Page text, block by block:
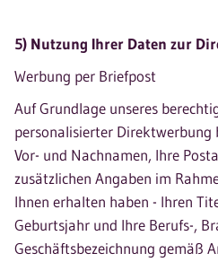
5) Nutzung Ihrer Daten zur
Werbung per Briefpost
Auf Grundlage unseres
personalisierter Direktwerbung
Vor- und Nachnamen, Ihre
zusätzlichen Angaben im
Ihnen erhalten haben - Ihren
Geburtsjahr und Ihre Berufs-,
Geschäftsbezeichnung gemäß